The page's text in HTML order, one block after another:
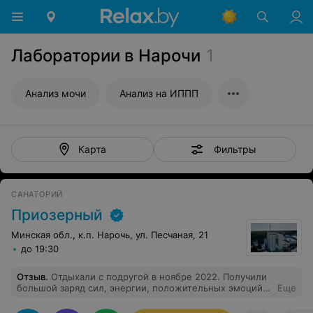
Лаборатории в Нарочи 1
Анализ мочи Анализ на ИППП
Карта Фильтры
САНАТОРИЙ
Приозерный
Минская обл., к.п. Нарочь, ул. Песчаная, 21
до 19:30
Отзыв. Отдыхали с подругой в ноябре 2022. Получили
большой заряд сил, энергии, положительных эмоций!
Соответственно цена - качество. Медицинский
Еще